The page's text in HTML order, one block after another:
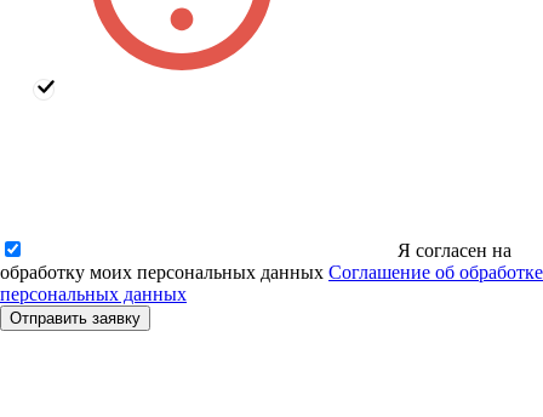
Я согласен на
обработку моих персональных данных Соглашение об обработке
персональных данных